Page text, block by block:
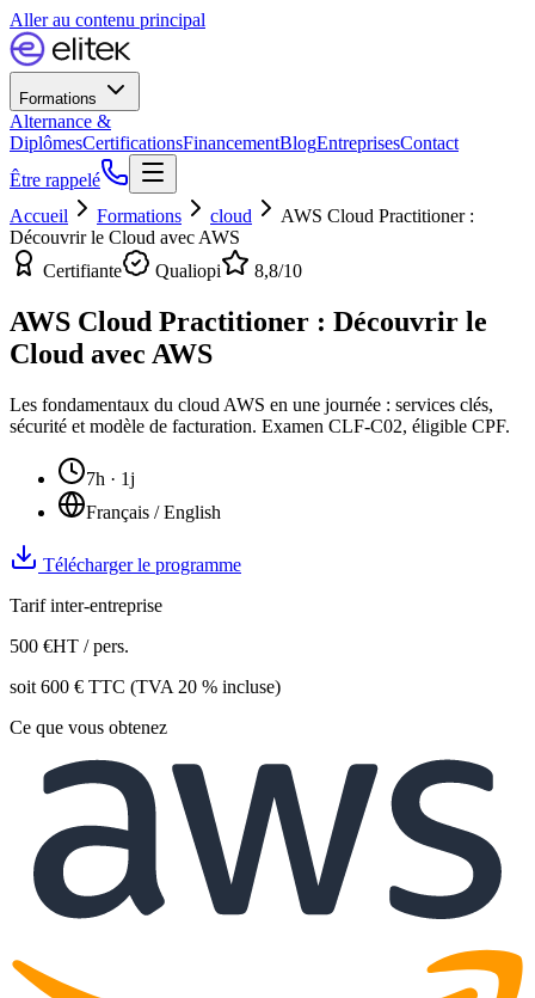
Aller au contenu principal
Formations
Alternance &
DiplômesCertificationsFinancementBlogEntreprisesContact
Être rappelé
Accueil
Formations cloud
AWS Cloud Practitioner :
Découvrir le Cloud avec AWS
Certifiante
Qualiopi 8,8/10
AWS Cloud Practitioner : Découvrir le
Cloud avec AWS
Les fondamentaux du cloud AWS en une journée : services clés,
sécurité et modèle de facturation. Examen CLF-C02, éligible CPF.
7h · 1j
Français / English
Télécharger le programme
Tarif inter-entreprise
500 €HT / pers.
soit 600 € TTC (TVA 20 % incluse)
Ce que vous obtenez